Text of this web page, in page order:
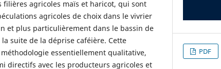
filières agricoles maïs et haricot, qui sont
agricoles de choix dans le vivrier
et plus particulièrement dans le bassin de
suite de la déprise caféière. Cette
essentiellement qualitative,
directifs avec les producteurs agricoles et
PDF